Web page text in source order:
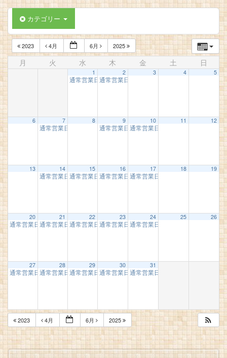
カテゴリー
2023 4月 6月 2025
月 火 水 木 金 土 日
1
通常営業日10:00 AM
2
通常営業日
3 4 5
6 7
通常営業日
8 9
通常営業日10:00 AM
10
通常営業日
11 12
13 14
通常営業日10:00 AM
15
通常営業日10:00 AM
16
通常営業日10:00 AM
17
通常営業日
18 19
20
通常営業日10:00 AM
21
通常営業日10:00 AM
22
通常営業日10:00 AM
23
通常営業日10:00 AM
24
通常営業日
25 26
27
通常営業日10:00 AM
28
通常営業日10:00 AM
29
通常営業日10:00 AM
30
通常営業日10:00 AM
31
通常営業日
2023 4月 6月 2025